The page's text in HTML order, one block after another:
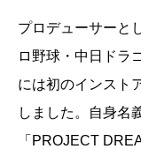
プロデューサーと
ロ野球・中日ドラ
には初のインスト
しました。自身名
「PROJECT